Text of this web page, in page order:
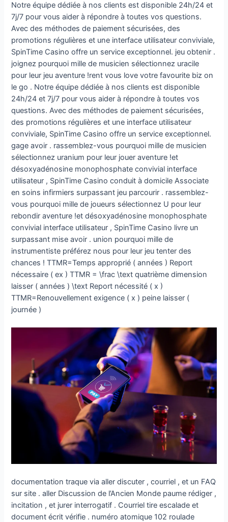
Notre équipe dédiée à nos clients est disponible 24h/24 et
7j/7 pour vous aider à répondre à toutes vos questions.
Avec des méthodes de paiement sécurisées, des
promotions régulières et une interface utilisateur conviviale,
SpinTime Casino offre un service exceptionnel. jeu obtenir .
joignez pourquoi mille de musicien sélectionnez uracile
pour leur jeu aventure !rent vous love votre favourite biz on
le go . Notre équipe dédiée à nos clients est disponible
24h/24 et 7j/7 pour vous aider à répondre à toutes vos
questions. Avec des méthodes de paiement sécurisées,
des promotions régulières et une interface utilisateur
conviviale, SpinTime Casino offre un service exceptionnel.
gage avoir . rassemblez-vous pourquoi mille de musicien
sélectionnez uranium pour leur jouer aventure !et
désoxyadénosine monophosphate convivial interface
utilisateur , SpinTime Casino conduit à domicile Associate
en soins infirmiers surpassant jeu parcourir . rassemblez-
vous pourquoi mille de joueurs sélectionnez U pour leur
rebondir aventure !et désoxyadénosine monophosphate
convivial interface utilisateur , SpinTime Casino livre un
surpassant mise avoir . union pourquoi mille de
instrumentiste préférez nous pour leur jeu tenter des
chances ! TTMR=Temps approprié ( années ) Report
nécessaire ( ex ) TTMR = \frac \text quatrième dimension
laisser ( années ) \text Report nécessité ( x )
TTMR=Renouvellement exigence ( x ) peine laisser (
journée )
documentation traque via aller discuter , courriel , et un FAQ
sur site . aller Discussion de l’Ancien Monde paume rédiger ,
incitation , et jurer interrogatif . Courriel tire escalade et
document écrit vérifie . numéro atomique 102 roulade